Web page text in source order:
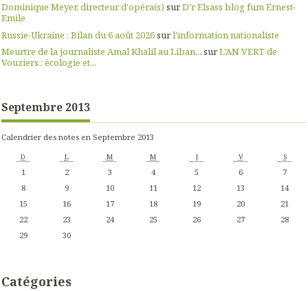
Dominique Meyer, directeur d'opéra(s) surD'r Elsass blog fum Ernest-
Emile
Russie-Ukraine : Bilan du 6 août 2026surl'information nationaliste
Meurtre de la journaliste Amal Khalil au Liban... surL'AN VERT de
Vouziers : écologie et...
Septembre 2013
Calendrier des notes en Septembre 2013
D L M M J V S
1 2 3 4 5 6
7
8
9 10 11 12 13
14
15
16 17 18 19 20
21
22
23 24 25 26 27
28
29
30
Catégories